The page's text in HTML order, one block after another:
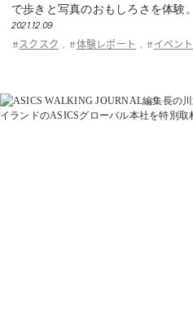
で歩きと写真のおもしろさを体験。
2021.12.09
# スクスク , # 体験レポート , # イベント